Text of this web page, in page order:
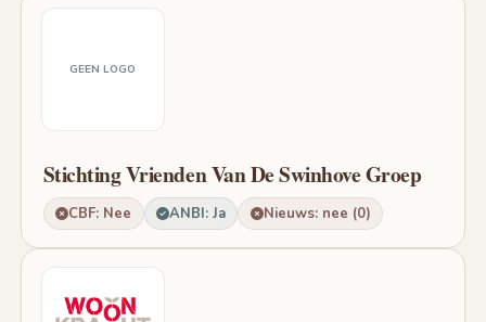
GEEN LOGO
Stichting Vrienden Van De Swinhove Groep
CBF: Nee ANBI: Ja Nieuws: nee (0)